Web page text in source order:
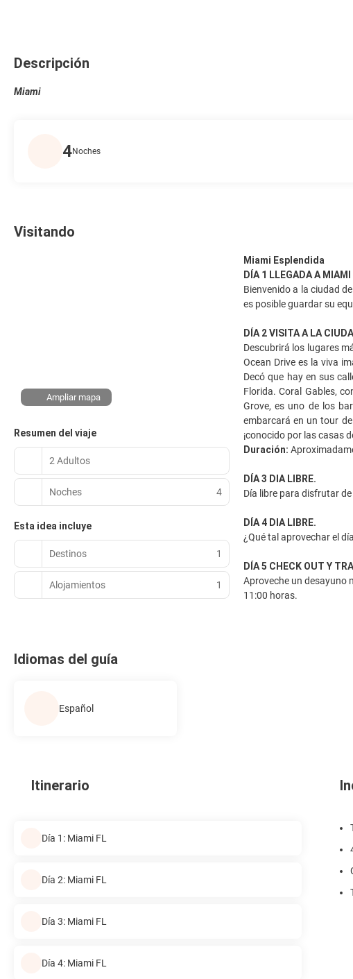
Descripción
Miami
4Noches
Visitando
Ampliar mapa
Resumen del viaje
2 Adultos
Noches 4
Esta idea incluye
Destinos 1
Alojamientos 1
Miami Esplendida
DÍA 1 LLEGADA A MIAMI
Bienvenido a la ciudad
es posible guardar su
DÍA 2 VISITA A LA
Descubrirá los lugares
Ocean Drive es la viva
Decó que hay en sus
Florida. Coral Gables,
Grove, es uno de los
embarcará en un tour
¡conocido por las casas
Duración:
DÍA 3 DIA LIBRE.
Día libre para disfrutar
DÍA 4 DIA LIBRE.
¿Qué tal aprovechar el
DÍA 5 CHECK OUT Y
Aproveche un desayuno
11:00 horas.
Idiomas del guía
Español
Itinerario
Día 1: Miami FL
Día 2: Miami FL
Día 3: Miami FL
Día 4: Miami FL